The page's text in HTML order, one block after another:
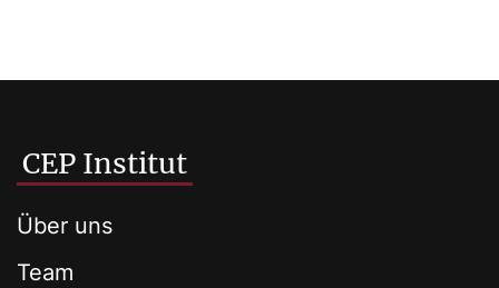
CEP Institut
Über uns
Team